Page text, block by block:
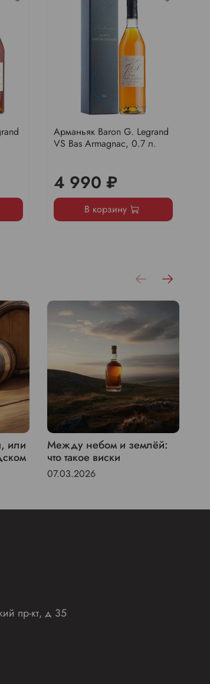
Арманьяк Baron G. Legrand
VS Bas Armagnac, 0.7 л.
4 990 ₽
В корзину
или
Между небом и землёй:
что такое виски
07.03.2026
пр-кт, д 35